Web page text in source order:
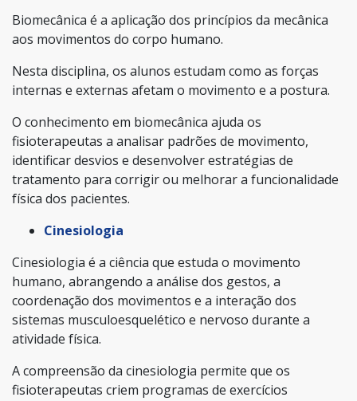
Biomecânica é a aplicação dos princípios da mecânica
aos movimentos do corpo humano.
Nesta disciplina, os alunos estudam como as forças
internas e externas afetam o movimento e a postura.
O conhecimento em biomecânica ajuda os
fisioterapeutas a analisar padrões de movimento,
identificar desvios e desenvolver estratégias de
tratamento para corrigir ou melhorar a funcionalidade
física dos pacientes.
Cinesiologia
Cinesiologia é a ciência que estuda o movimento
humano, abrangendo a análise dos gestos, a
coordenação dos movimentos e a interação dos
sistemas musculoesquelético e nervoso durante a
atividade física.
A compreensão da cinesiologia permite que os
fisioterapeutas criem programas de exercícios